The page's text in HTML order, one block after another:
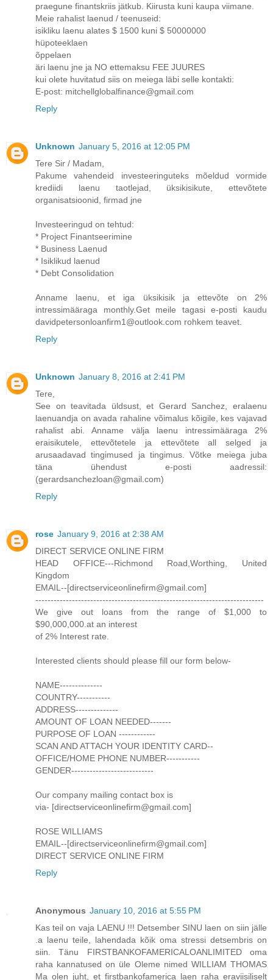
praegune finantskriis jätkub. Kiirusta kuni kaupa viimane.
Meie rahalist laenud / teenuseid:
isikliku laenu alates $ 1500 kuni $ 50000000
hüpoteeklaen
õppelaen
äri laenu jne ja NO ettemaksu FEE JUURES
kui olete huvitatud siis on meiega läbi selle kontakti:
E-post: mitchellglobalfinance@gmail.com
Reply
Unknown January 5, 2016 at 12:05 PM
Tere Sir / Madam,
Pakume vahendeid investeeringuteks mõeldud vormide
krediidi laenu taotlejad, üksikisikute, ettevõtete
organisatsioonid, firmad jne
Investeeringud on tehtud:
* Project Finantseerimine
* Business Laenud
* Isiklikud laenud
* Debt Consolidation
Anname laenu, et iga üksikisik ja ettevõte on 2%
intressimääraga monthly.Get meile tagasi e-posti kaudu
davidpetersonloanfirm1@outlook.com rohkem teavet.
Reply
Unknown January 8, 2016 at 2:41 PM
Tere,
See on teavitada üldsust, et Gerard Sanchez, eralaenu
laenuandja on avada rahaline võimalus kõigile, kes vajavad
rahalist abi. Anname välja laenu intressimääraga 2%
eraisikutele, ettevõtetele ja ettevõtete all selged ja
arusaadavad tingimused ja tingimus. Võtke meiega juba
täna ühendust e-posti aadressil:
(gerardsanchezloan@gmail.com)
Reply
rose January 9, 2016 at 2:38 AM
DIRECT SERVICE ONLINE FIRM
HEAD OFFICE---Richmond Road,Worthing, United
Kingdom
EMAIL--[directserviceonlinefirm@gmail.com]
---------------------------------------------------------------------------
We give out loans from the range of $1,000 to
$90,000,000.at an interest
of 2% Interest rate.
Interested clients should please fill our form below-
NAME--------------
COUNTRY-----------
ADDRESS--------------
AMOUNT OF LOAN NEEDED-------
PURPOSE OF LOAN ------------
SCAN AND ATTACH YOUR IDENTITY CARD--
OFFICE/HOME PHONE NUMBER-----------
GENDER---------------------------
Our company mailing contact box is
via- [directserviceonlinefirm@gmail.com]
ROSE WILLIAMS
EMAIL--[directserviceonlinefirm@gmail.com]
DIRECT SERVICE ONLINE FIRM
Reply
Anonymous January 10, 2016 at 5:55 PM
Kas teil on vaja LAENU !!! Detsember SINU laen on siin jälle
.a laenu teile, lahendada kõik oma stressi detsembris on
siin. Tänu FIRSTBANKOFAMERICALOANLIMITED oma
raha kannatused on üle Oleme nimed WILLIAM THOMAS
Ma olen juht, et firstbankofamerica laen raha eraviisiliselt